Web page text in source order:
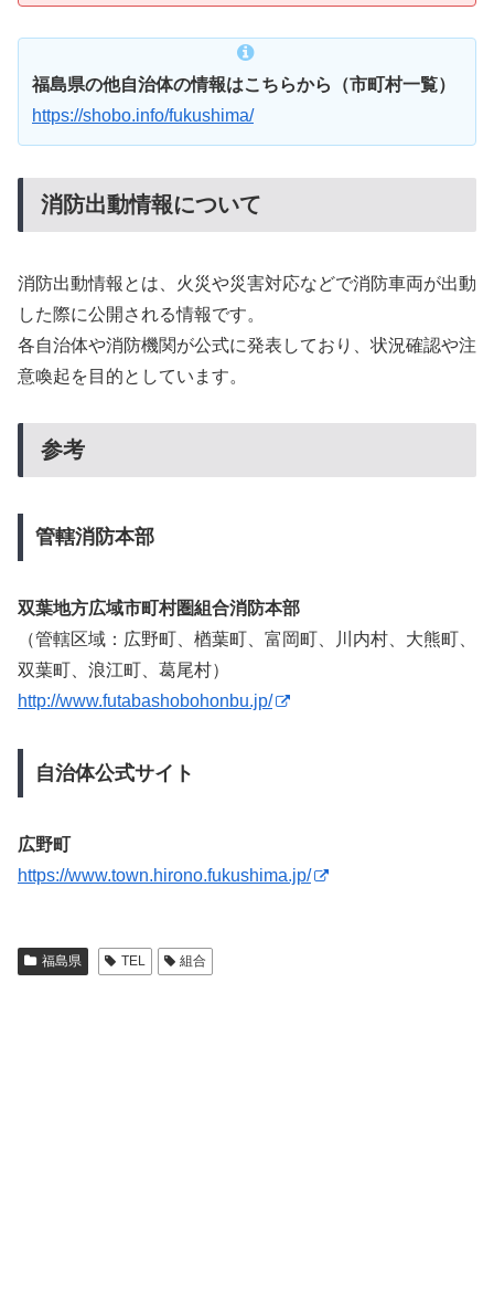
福島県の他自治体の情報はこちらから（市町村一覧）
https://shobo.info/fukushima/
消防出動情報について
消防出動情報とは、火災や災害対応などで消防車両が出動
した際に公開される情報です。
各自治体や消防機関が公式に発表しており、状況確認や注
意喚起を目的としています。
参考
管轄消防本部
双葉地方広域市町村圏組合消防本部
（管轄区域：広野町、楢葉町、富岡町、川内村、大熊町、
双葉町、浪江町、葛尾村）
http://www.futabashobohonbu.jp/
自治体公式サイト
広野町
https://www.town.hirono.fukushima.jp/
福島県 TEL 組合